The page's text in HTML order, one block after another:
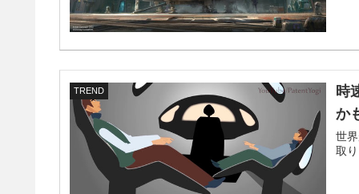
TREND
時
か
世
取